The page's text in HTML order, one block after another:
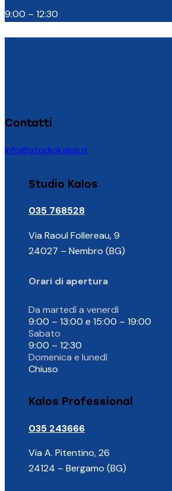
9:00 – 12:30
Contatti
info@studiokalos.it
Studio Kalos
035 768528
Via Raoul Follereau, 9
24027 – Nembro (BG)
Orari di apertura
Da martedì a venerdì
9:00 – 13:00 e 15:00 – 19:00
Sabato
9:00 – 12:30
Domenica e lunedì
Chiuso
Kalos Professional
035 243666
Via A. Pitentino, 26
24124 – Bergamo (BG)